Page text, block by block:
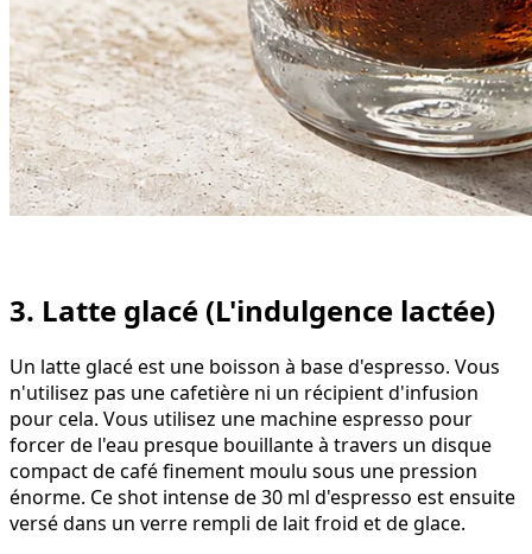
3. Latte glacé (L'indulgence lactée)
Un latte glacé est une boisson à base d'espresso. Vous
n'utilisez pas une cafetière ni un récipient d'infusion
pour cela. Vous utilisez une machine espresso pour
forcer de l'eau presque bouillante à travers un disque
compact de café finement moulu sous une pression
énorme. Ce shot intense de 30 ml d'espresso est ensuite
versé dans un verre rempli de lait froid et de glace.